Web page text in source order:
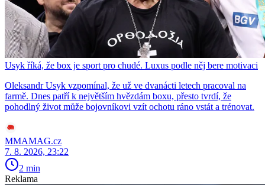
Usyk říká, že box je sport pro chudé. Luxus podle něj bere motivaci
Oleksandr Usyk vzpomínal, že už ve dvanácti letech pracoval na
farmě. Dnes patří k největším hvězdám boxu, přesto tvrdí, že
pohodlný život může bojovníkovi vzít ochotu ráno vstát a trénovat.
MMAMAG.cz
7. 8. 2026, 23:22
2 min
Reklama